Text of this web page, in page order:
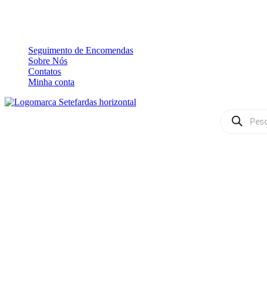
Seguimento de Encomendas
Sobre Nós
Contatos
Minha conta
Products
search